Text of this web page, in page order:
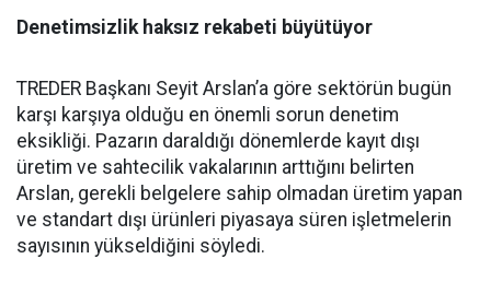
Denetimsizlik haksız rekabeti büyütüyor
TREDER Başkanı Seyit Arslan’a göre sektörün bugün
karşı karşıya olduğu en önemli sorun denetim
eksikliği. Pazarın daraldığı dönemlerde kayıt dışı
üretim ve sahtecilik vakalarının arttığını belirten
Arslan, gerekli belgelere sahip olmadan üretim yapan
ve standart dışı ürünleri piyasaya süren işletmelerin
sayısının yükseldiğini söyledi.